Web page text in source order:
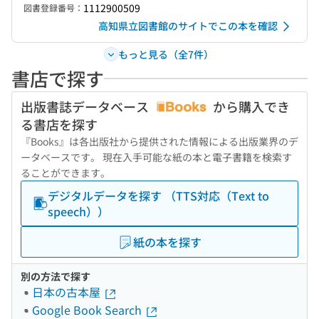
図書登録番号： 1112900509
高知県立図書館のサイトでこの本を確認
もっと見る（全7件）
書店で探す
出版書誌データベース
から購入でき
る書店を探す
『Books』は各出版社から提供された情報による出版業界のデ
ータベースです。 現在入手可能な紙の本と電子書籍を検索す
ることができます。
デジタルデータを探す （TTS対応（Text to
speech））
紙の本を探す
別の方法で探す
日本の古本屋
Google Book Search